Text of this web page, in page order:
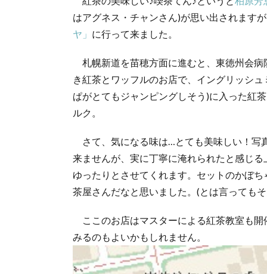
はアグネス・チャンさん)が思い出されます
ヤ」 に行って来ました。
札幌新道を苗穂方面に進むと、東徳州会
き紅茶とワッフルのお店で、イングリッシ
ぱがとてもジャンピングしそう)に入った紅
ルク。
さて、気になる味は…とても美味しい！写
来ませんが、実に丁寧に淹れられたと感じ
ゆったりとさせてくれます。セットのかぼ
茶屋さんだなと思いました。(とは言っても
ここのお店はマスターによる紅茶教室も
みるのもよいかもしれません。